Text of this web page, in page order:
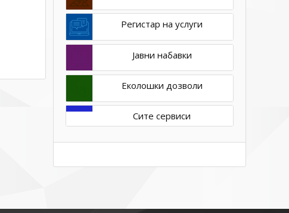
Регистар на услуги
Јавни набавки
Еколошки дозволи
Сите сервиси